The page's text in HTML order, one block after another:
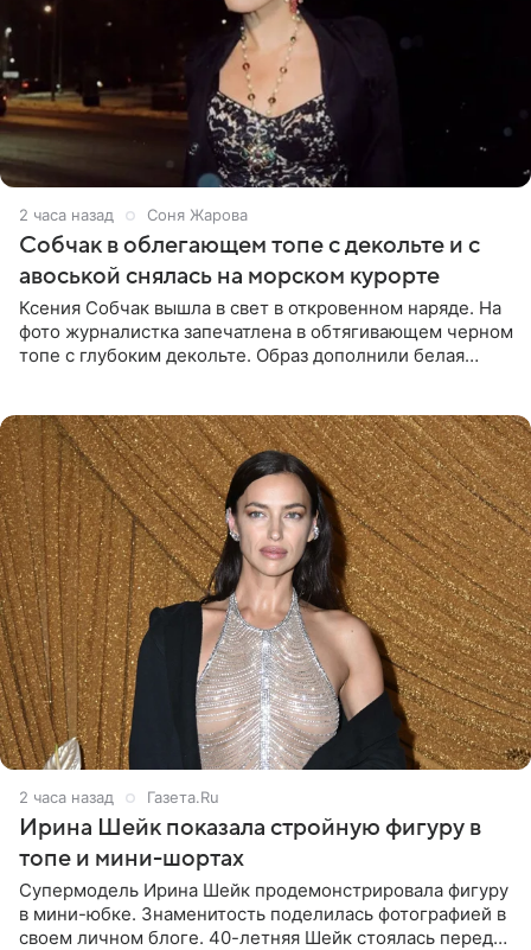
2 часа назад Соня Жарова
Собчак в облегающем топе с декольте и с
авоськой снялась на морском курорте
Ксения Собчак вышла в свет в откровенном наряде. На
фото журналистка запечатлена в обтягивающем черном
топе с глубоким декольте. Образ дополнили белая
2 часа назад Газета.Ru
Ирина Шейк показала стройную фигуру в
топе и мини-шортах
Супермодель Ирина Шейк продемонстрировала фигуру
в мини-юбке. Знаменитость поделилась фотографией в
своем личном блоге. 40-летняя Шейк стоялась перед